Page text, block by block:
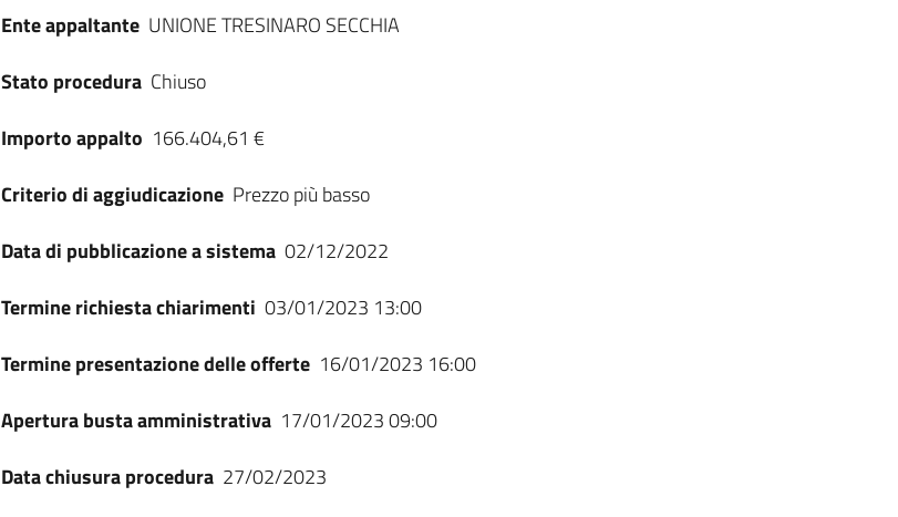
Ente appaltante UNIONE TRESINARO SECCHIA
Stato procedura Chiuso
Importo appalto 166.404,61 €
Criterio di aggiudicazione Prezzo più basso
Data di pubblicazione a sistema 02/12/2022
Termine richiesta chiarimenti 03/01/2023 13:00
Termine presentazione delle offerte 16/01/2023 16:00
Apertura busta amministrativa 17/01/2023 09:00
Data chiusura procedura 27/02/2023